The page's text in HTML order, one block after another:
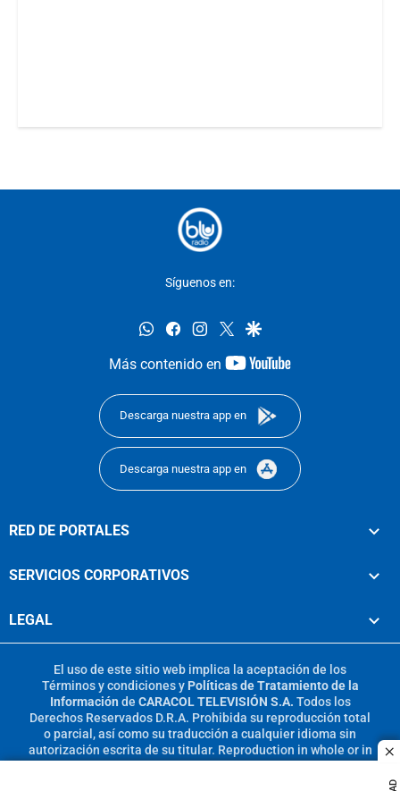
Síguenos en:
whatsappfacebookinstagram
twittergoogle
Más contenido en
youtube-
Descarga nuestra app en
Descarga nuestra app en
RED DE PORTALES
SERVICIOS CORPORATIVOS
LEGAL
El uso de este sitio web implica la aceptación de los
Términos y condicionesy Políticas de Tratamiento de la
Información de CARACOL TELEVISIÓN S.A. Todos los
Derechos Reservados D.R.A. Prohibida su reproducción total
o parcial, así como su traducción a cualquier idioma sin
autorización escrita de su titular. Reproduction in whole or in